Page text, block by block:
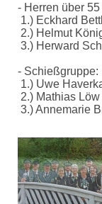
- Herren über 55
1.) Eckhard
2.) Helmut
3.) Herward
- Schießgruppe:
1.) Uwe
2.) Mathias Löw
3.) Annemarie